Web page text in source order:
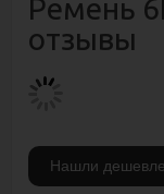
Ремень
отзывы